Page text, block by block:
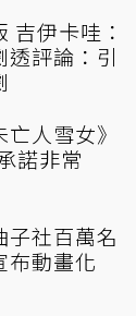
吉伊卡哇：
透評論：引
人雪女》
諾非常
子社百萬名
布動畫化